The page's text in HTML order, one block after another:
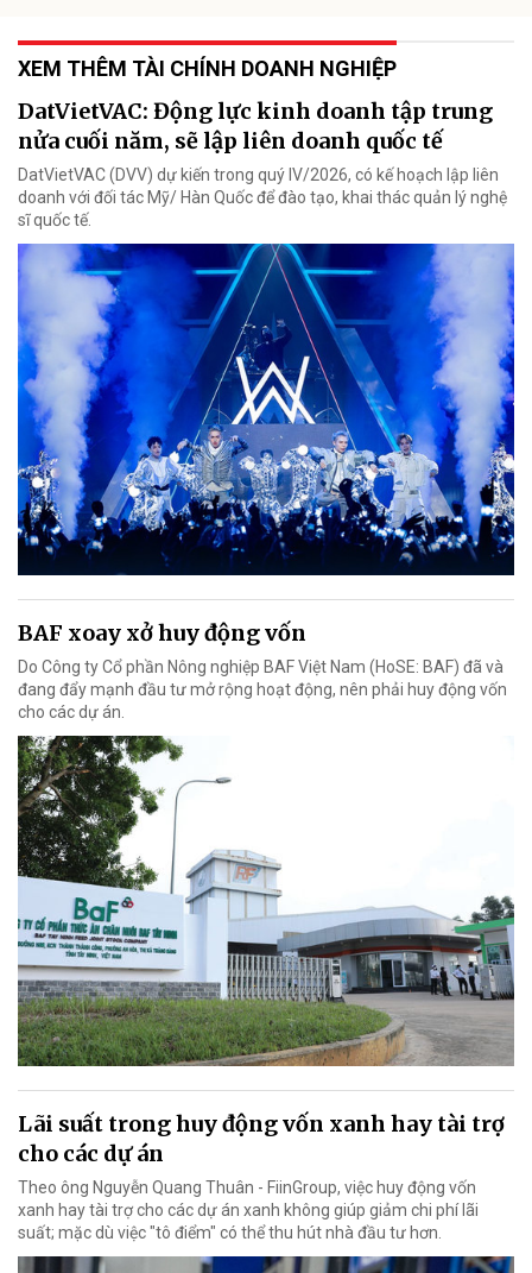
XEM THÊM TÀI CHÍNH DOANH NGHIỆP
DatVietVAC: Động lực kinh doanh tập trung
nửa cuối năm, sẽ lập liên doanh quốc tế
DatVietVAC (DVV) dự kiến trong quý IV/2026, có kế hoạch lập liên
doanh với đối tác Mỹ/ Hàn Quốc để đào tạo, khai thác quản lý nghệ
sĩ quốc tế.
BAF xoay xở huy động vốn
Do Công ty Cổ phần Nông nghiệp BAF Việt Nam (HoSE: BAF) đã và
đang đẩy mạnh đầu tư mở rộng hoạt động, nên phải huy động vốn
cho các dự án.
Lãi suất trong huy động vốn xanh hay tài trợ
cho các dự án
Theo ông Nguyễn Quang Thuân - FiinGroup, việc huy động vốn
xanh hay tài trợ cho các dự án xanh không giúp giảm chi phí lãi
suất; mặc dù việc "tô điểm" có thể thu hút nhà đầu tư hơn.